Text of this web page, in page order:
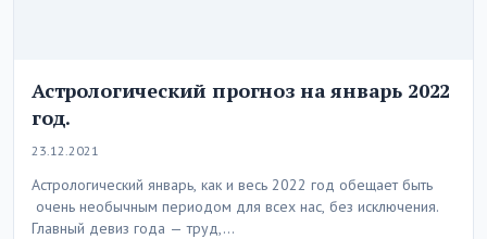
Астрологический прогноз на январь 2022
год.
23.12.2021
Астрологический январь, как и весь 2022 год обещает быть
очень необычным периодом для всех нас, без исключения.
Главный девиз года — труд,…